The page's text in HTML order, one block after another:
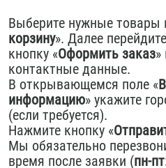
Выберите нужные товары
корзину». Далее
кнопку «Оформить заказ»
контактные данные.
В открывающемся поле «
информацию» укажите
(если требуется).
Нажмите кнопку «
Мы обязательно
время после заявки (пн-